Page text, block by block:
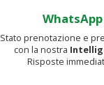
Stato prenotazione e
con la nostra
Risposte